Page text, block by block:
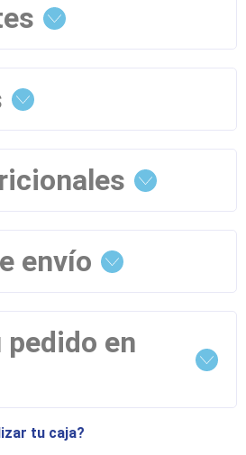
envío
pedido en
tu caja?